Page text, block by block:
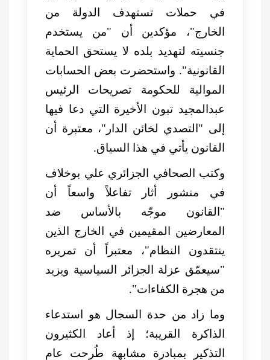
في حملات تستهدف الدولة من
الخارج"، مؤكدين أن "من يستخدم
جنسيته لتهديد بلده لا يستحق الحماية
القانونية". واستحضرت بعض الحسابات
الموالية للحكومة تصريحات الرئيس
عبدالمجيد تبون الأخيرة التي دعا فيها
إلى "التصدي لخائن الدار"، معتبرة أن
القانون يأتي في هذا السياق.
وكتب الصحافي الجزائري علي بوخلاف
في منشور أثار تفاعلاً واسعاً أن
"القانون موجّه بالأساس ضد
المعارضين المقيمين في الخارج الذين
ينتقدون النظام"، معتبراً أن تمريره
"سيعمّق عزلة الجزائر السياسية ويزيد
من هجرة الكفاءات".
وما زاد من حدة السجال هو استدعاء
الذاكرة القريبة؛ إذ أعاد الكثيرون
التذكير بمبادرة مشابهة طُرحت عام